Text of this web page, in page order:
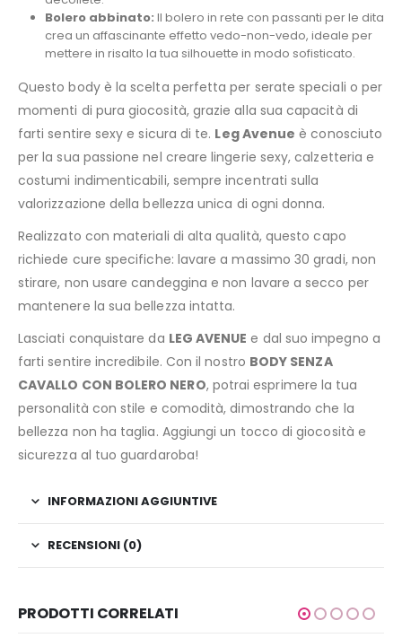
Bolero abbinato: Il bolero in rete con passanti per le dita
crea un affascinante effetto vedo-non-vedo, ideale per
mettere in risalto la tua silhouette in modo sofisticato.
Questo body è la scelta perfetta per serate speciali o per
momenti di pura giocosità, grazie alla sua capacità di
farti sentire sexy e sicura di te. Leg Avenue è conosciuto
per la sua passione nel creare lingerie sexy, calzetteria e
costumi indimenticabili, sempre incentrati sulla
valorizzazione della bellezza unica di ogni donna.
Realizzato con materiali di alta qualità, questo capo
richiede cure specifiche: lavare a massimo 30 gradi, non
stirare, non usare candeggina e non lavare a secco per
mantenere la sua bellezza intatta.
Lasciati conquistare da LEG AVENUE e dal suo impegno a
farti sentire incredibile. Con il nostro BODY SENZA
CAVALLO CON BOLERO NERO, potrai esprimere la tua
personalità con stile e comodità, dimostrando che la
bellezza non ha taglia. Aggiungi un tocco di giocosità e
sicurezza al tuo guardaroba!
INFORMAZIONI AGGIUNTIVE
RECENSIONI (0)
PRODOTTI CORRELATI